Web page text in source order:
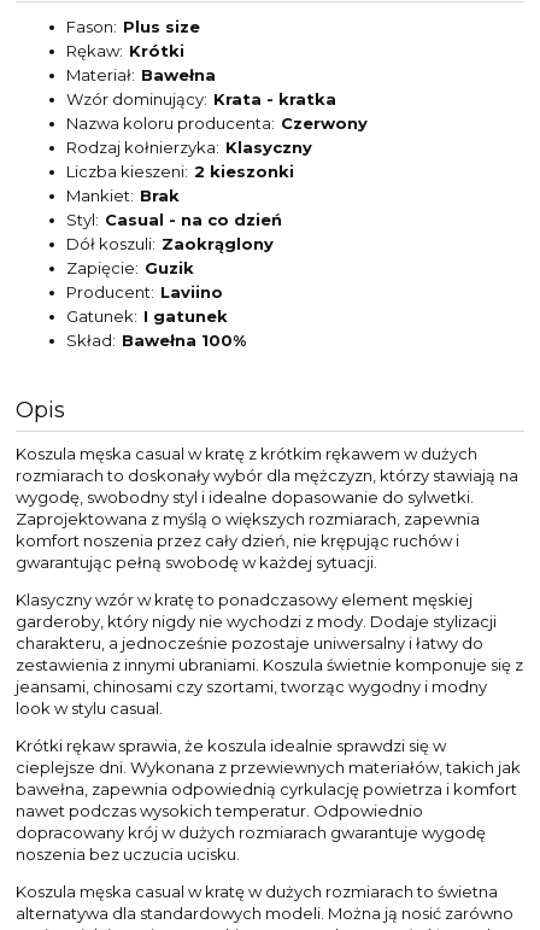
Fason
Plus size
Rękaw Krótki
Materiał Bawełna
Wzór dominujący Krata - kratka
Nazwa koloru producenta
Czerwony
Rodzaj kołnierzyka
Klasyczny
Liczba kieszeni 2 kieszonki
Mankiet
Brak
Styl
Casual - na co dzień
Dół koszuli Zaokrąglony
Zapięcie
Guzik
Producent
Laviino
Gatunek
I gatunek
Skład
Bawełna 100%
Opis
Koszula męska casual w kratę z krótkim rękawem w dużych
rozmiarach to doskonały wybór dla mężczyzn, którzy stawiają na
wygodę, swobodny styl i idealne dopasowanie do sylwetki.
Zaprojektowana z myślą o większych rozmiarach, zapewnia
komfort noszenia przez cały dzień, nie krępując ruchów i
gwarantując pełną swobodę w każdej sytuacji.
Klasyczny wzór w kratę to ponadczasowy element męskiej
garderoby, który nigdy nie wychodzi z mody. Dodaje stylizacji
charakteru, a jednocześnie pozostaje uniwersalny i łatwy do
zestawienia z innymi ubraniami. Koszula świetnie komponuje się z
jeansami, chinosami czy szortami, tworząc wygodny i modny
look w stylu casual.
Krótki rękaw sprawia, że koszula idealnie sprawdzi się w
cieplejsze dni. Wykonana z przewiewnych materiałów, takich jak
bawełna, zapewnia odpowiednią cyrkulację powietrza i komfort
nawet podczas wysokich temperatur. Odpowiednio
dopracowany krój w dużych rozmiarach gwarantuje wygodę
noszenia bez uczucia ucisku.
Koszula męska casual w kratę w dużych rozmiarach to świetna
alternatywa dla standardowych modeli. Można ją nosić zarówno